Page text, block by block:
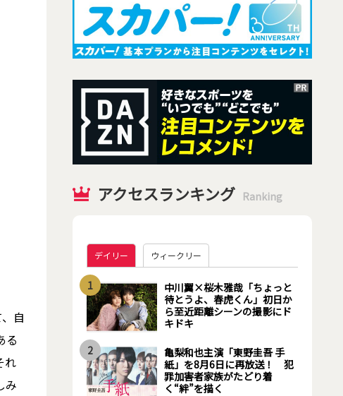
自
る
れ
み
アクセスランキング Ranking
デイリー ウィークリー
1
中川翼×桜木雅哉「ちょっと
待とうよ、春虎くん」初日か
ら至近距離シーンの撮影にド
キドキ
2
亀梨和也主演「東野圭吾 手
紙」を8月6日に再放送！ 犯
罪加害者家族がたどり着
く“絆”を描く